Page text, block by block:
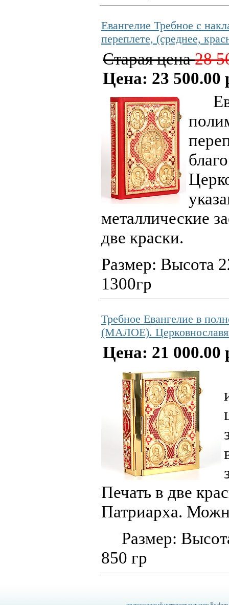
Евангелие Требное с
переплете, (среднее,
Старая цена28
Цена: 23 500.00
металлические
две краски.
Размер: Высота
1300гр
Требное Евангелие в
(МАЛОЕ).
Цена: 21 000.00
Печать в две
Патриарха.
Размер:
850 гр